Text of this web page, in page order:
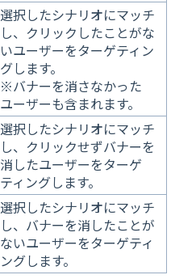
選択したシナリオにマッチ
し、クリックしたことがな
いユーザーをターゲティン
グします。
※バナーを消さなかった
ユーザーも含まれます。
選択したシナリオにマッチ
し、クリックせずバナーを
消したユーザーをターゲ
ティングします。
選択したシナリオにマッチ
し、バナーを消したことが
ないユーザーをターゲティ
ングします。